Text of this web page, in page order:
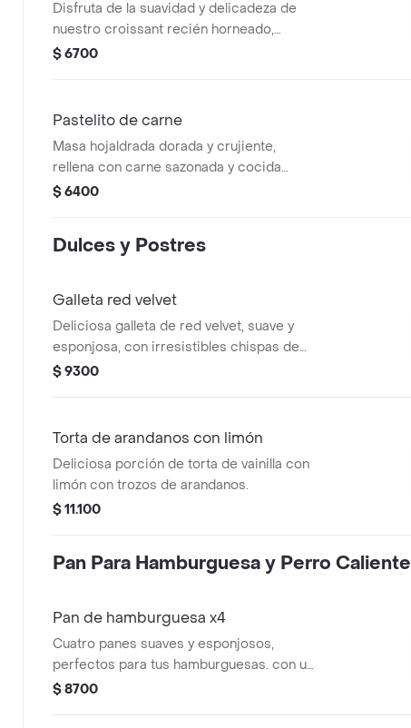
Disfruta de la suavidad y delicadeza de
nuestro croissant recién horneado,
relleno de un delicioso queso fundido.
$ 6700
Pastelito de carne
Masa hojaldrada dorada y crujiente,
rellena con carne sazonada y cocida
lentamente con hierbas frescas. un
$ 6400
Dulces y Postres
Galleta red velvet
Deliciosa galleta de red velvet, suave y
esponjosa, con irresistibles chispas de
chocolate blanco. el toque perfecto de
$ 9300
Torta de arandanos con limón
Deliciosa porción de torta de vainilla con
limón con trozos de arandanos.
$ 11.100
Pan Para Hamburguesa y Perro Caliente
Pan de hamburguesa x4
Cuatro panes suaves y esponjosos,
perfectos para tus hamburguesas. con un
toque especial de ajonjolí negro en la
$ 8700